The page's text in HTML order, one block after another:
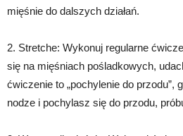
mięśnie do dalszych działań.
2. Stretche: Wykonuj regularne
się na mięśniach pośladkowych,
ćwiczenie to „pochylenie do przodu”,
nodze i pochylasz się do przodu,